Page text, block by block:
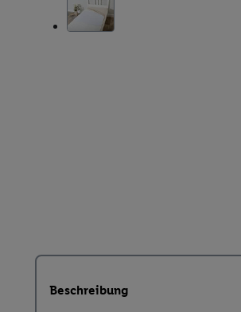
Beschreibung